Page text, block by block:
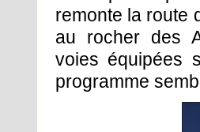
remonte la route
au rocher des
voies équipées
programme